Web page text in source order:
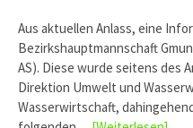
Aus aktuellen Anlass, eine
Bezirkshauptmannschaft
AS). Diese wurde seitens des
Direktion Umwelt und
Wasserwirtschaft,